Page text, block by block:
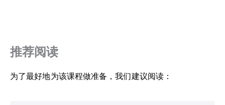
推荐阅读
为了最好地为该课程做准备，我们建议阅读：